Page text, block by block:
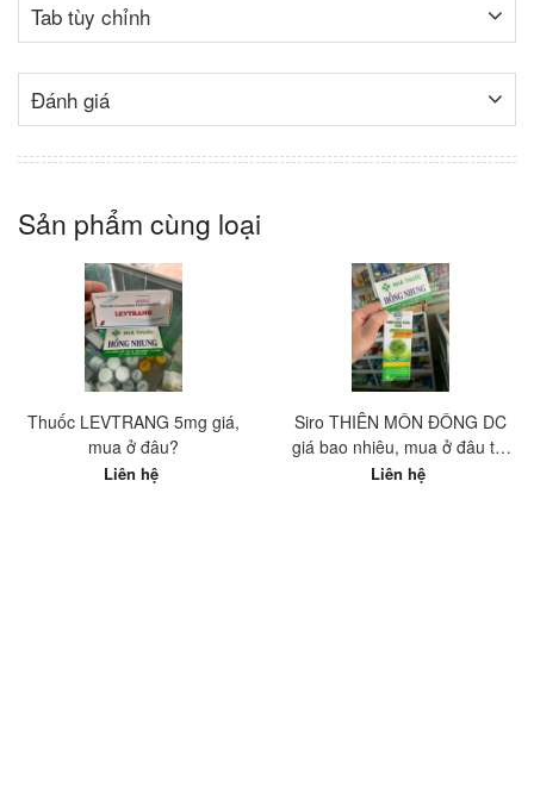
Tab tùy chỉnh
Đánh giá
Sản phẩm cùng loại
Thuốc LEVTRANG 5mg giá,
mua ở đâu?
Liên hệ
Siro THIÊN MÔN ĐÔNG DC
giá bao nhiêu, mua ở đâu tốt
nhất?
Liên hệ